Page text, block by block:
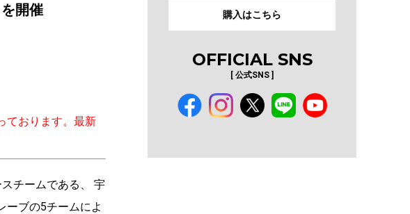
開催
ております。最新
チームである、 宇
ーブの5チームによ
購入はこちら
OFFICIAL SNS
[ 公式SNS ]